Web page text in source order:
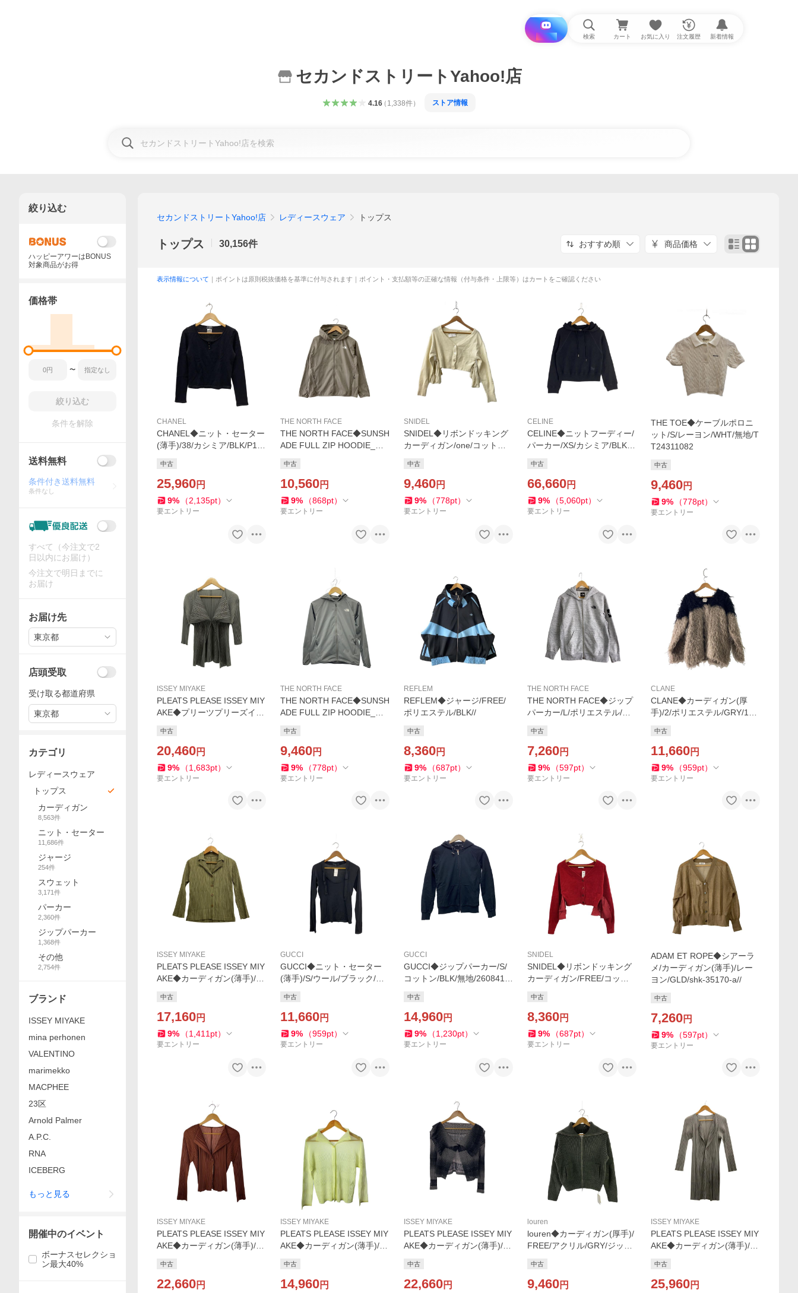
i と探す 検索 カート お気に入り 注文履歴 新着情報
セカンドストリートYahoo!店
4.16（ 1,338件） ストア情報
セカンドストリートYahoo!店 レディースウェア トップス
トップス 30,156件 おすすめ順 商品価格
表示情報について ｜ポイントは原則税抜価格を基準に付与されます｜ポイント・支払額等の正確な情報（付与条件・上限等）はカートをご確認ください
CHANEL
CHANEL◆ニット・セーター
(薄手)/38/カシミア/BLK/P16
中古
25,960円
9% （2,135pt）
要エントリー
THE NORTH FACE
THE NORTH FACE◆SUNSH
ADE FULL ZIP HOODIE_サ
ィ/L/ポリエステル/GRY//
中古
10,560円
9% （868pt）
要エントリー
SNIDEL
SNIDEL◆リボンドッキング
カーディガン/one/コットン/
中古
9,460円
9% （778pt）
要エントリー
CELINE
CELINE◆ニットフーディー/
パーカー/XS/カシミア/BLK/
中古
66,660円
9% （5,060pt）
要エントリー
THE TOE◆ケーブルポロニ
ット/S/レーヨン/WHT/無地/T
T24311082
中古
9,460円
9% （778pt）
要エントリー
ISSEY MIYAKE
PLEATS PLEASE ISSEY MIY
AKE◆プリーツプリーズイッ
ポリエステル/無地/PP71-J07
52/グレー
中古
20,460円
9% （1,683pt）
要エントリー
THE NORTH FACE
THE NORTH FACE◆SUNSH
ADE FULL ZIP HOODIE_サ
ィ/S/ポリエステル/GRY//
中古
9,460円
9% （778pt）
要エントリー
REFLEM
REFLEM◆ジャージ/FREE/
ポリエステル/BLK//
中古
8,360円
9% （687pt）
要エントリー
THE NORTH FACE
THE NORTH FACE◆ジップ
パーカー/L/ポリエステル/GR
中古
7,260円
9% （597pt）
要エントリー
CLANE
CLANE◆カーディガン(厚
手)/2/ポリエステル/GRY/191
中古
11,660円
9% （959pt）
要エントリー
ISSEY MIYAKE
PLEATS PLEASE ISSEY MIY
AKE◆カーディガン(薄手)/3/
41//
中古
17,160円
9% （1,411 pt）
要エントリー
GUCCI
GUCCI◆ニット・セーター
(薄手)/S/ウール/ブラック/無
ーリボン
中古
11,660円
9% （959pt）
要エントリー
GUCCI
GUCCI◆ジップパーカー/S/
コットン/BLK/無地/260841 x
中古
14,960円
9% （1,230pt）
要エントリー
SNIDEL
SNIDEL◆リボンドッキング
カーディガン/FREE/コット
中古
8,360円
9% （687pt）
要エントリー
ADAM ET ROPE◆シアーラ
メ/カーディガン(薄手)/レー
ヨン/GLD/shk-35170-a//
中古
7,260円
9% （597pt）
要エントリー
ISSEY MIYAKE
PLEATS PLEASE ISSEY MIY
AKE◆カーディガン(薄手)/3/
125
中古
22,660円
ISSEY MIYAKE
PLEATS PLEASE ISSEY MIY
AKE◆カーディガン(薄手)/3/
1-F0663/? NULL ?
中古
14,960円
ISSEY MIYAKE
PLEATS PLEASE ISSEY MIY
AKE◆カーディガン(薄手)/3/
04
中古
22,660円
louren
louren◆カーディガン(厚手)/
FREE/アクリル/GRY/ジップ
中古
9,460円
ISSEY MIYAKE
PLEATS PLEASE ISSEY MIY
AKE◆カーディガン(薄手)/3/
103//
中古
25,960円
絞り込む
ハッピーアワーはBONUS
対象商品がお得
価格帯
〜
絞り込む
条件を解除
送料無料
条件付き送料無料
条件なし
すべて（今注文で2
日以内にお届け）
今注文で明日までに
お届け
お届け先
東京都
店頭受取
受け取る都道府県
東京都
カテゴリ
レディースウェア
トップス
カーディガン
8,563件
ニット・セーター
11,686件
ジャージ
254件
スウェット
3,171件
パーカー
2,360件
ジップパーカー
1,368件
その他
2,754件
ブランド
ISSEY MIYAKE
mina perhonen
VALENTINO
marimekko
MACPHEE
23区
Arnold Palmer
A.P.C.
RNA
ICEBERG
もっと見る
開催中のイベント
ボーナスセレクショ
ン最大40%